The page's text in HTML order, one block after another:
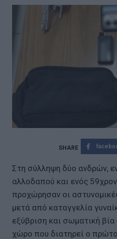
Στη σύλληψη δύο ανδρών,
αλλοδαπού και ενός
προχώρησαν οι
μετά από καταγγελία
εξύβριση και σωματική
χώρο που διατηρεί ο